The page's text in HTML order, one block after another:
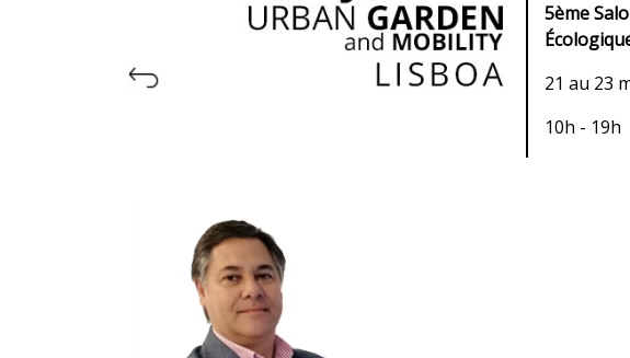
5ème
21 au 23
10h - 19h